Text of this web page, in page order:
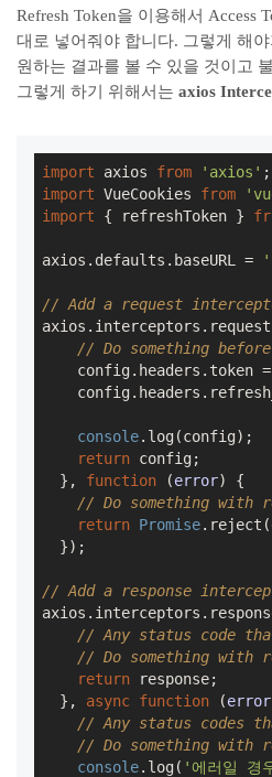
Refresh Token을 이용해서 Access
대로 넣어줘야 합니다. 그렇게 해
원하는 결과를 볼 수 있을 것이고
그렇게 하기 위해서는 axios
import axios from 'axios'
import VueCookies from
import { refreshToken }
axios.defaults.baseURL =
// Add a request
// Do something
config.headers.token
console.log(config);
return config;
  },
function (error) {
// Do something with
return Promise
  });
// Add a response
// Any status code
// Do something with
return response;
  },
async function (error
// Any status codes
// Do something with
console.log( '에러일 경